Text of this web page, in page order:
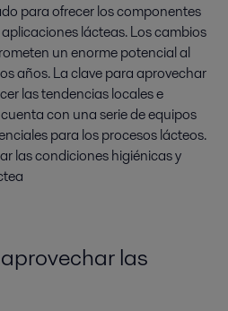
para ofrecer los componentes
lácteas. Los cambios
un enorme potencial al
años. La clave para aprovechar
las tendencias locales e
con una serie de equipos
para los procesos lácteos.
las condiciones higiénicas y
las